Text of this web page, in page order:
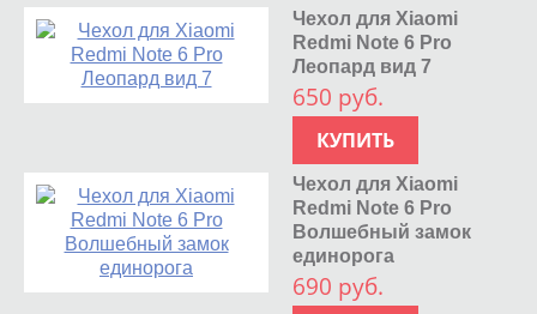
Чехол для Xiaomi
Redmi Note 6 Pro
Леопард вид 7
650 руб.
КУПИТЬ
Чехол для Xiaomi
Redmi Note 6 Pro
Волшебный замок
единорога
690 руб.